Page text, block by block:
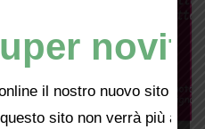
il nostro nuovo sito web!
sito non verrà più